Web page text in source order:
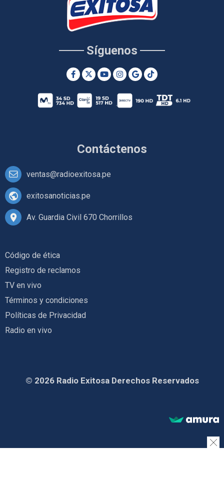
Contáctenos
ventas@radioexitosa.pe
exitosanoticias.pe
Av. Guardia Civil 670 Chorrillos
Síguenos
Código de ética
Registro de reclamos
TV en vivo
Términos y condiciones
Políticas de Privacidad
Radio en vivo
© 2026 Radio Exitosa Derechos Reservados